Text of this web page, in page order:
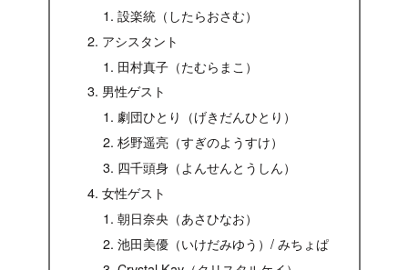
設楽統（したらおさむ）
アシスタント
田村真子（たむらまこ）
男性ゲスト
劇団ひとり（げきだんひとり）
杉野遥亮（すぎのようすけ）
四千頭身（よんせんとうしん）
女性ゲスト
朝日奈央（あさひなお）
池田美優（いけだみゆう）/ みちょぱ